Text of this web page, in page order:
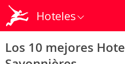
Hoteles
Los 10 mejores